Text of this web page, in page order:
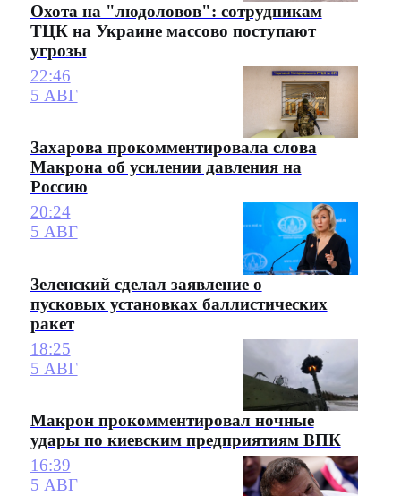
Охота на "людоловов": сотрудникам
ТЦК на Украине массово поступают
угрозы
22:46
5 АВГ
Захарова прокомментировала слова
Макрона об усилении давления на
Россию
20:24
5 АВГ
Зеленский сделал заявление о
пусковых установках баллистических
ракет
18:25
5 АВГ
Макрон прокомментировал ночные
удары по киевским предприятиям ВПК
16:39
5 АВГ